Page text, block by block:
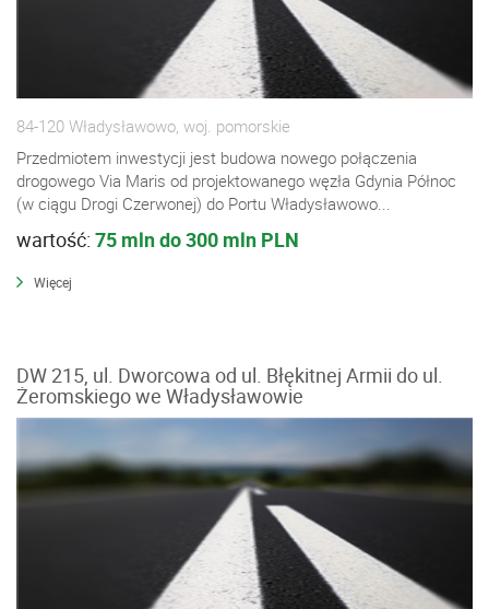
84-120 Władysławowo, woj. pomorskie
Przedmiotem inwestycji jest budowa nowego połączenia
drogowego Via Maris od projektowanego węzła Gdynia Północ
(w ciągu Drogi Czerwonej) do Portu Władysławowo...
wartość: 75 mln do 300 mln PLN
Więcej
DW 215, ul. Dworcowa od ul. Błękitnej Armii do ul.
Żeromskiego we Władysławowie